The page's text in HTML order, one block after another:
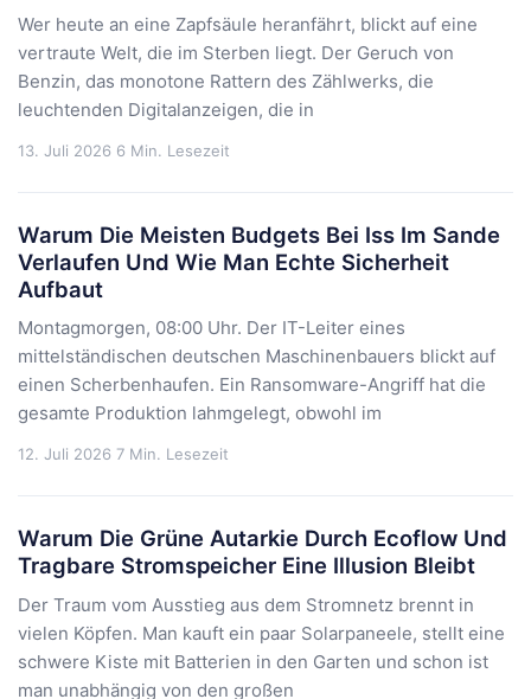
Wer heute an eine Zapfsäule heranfährt, blickt auf eine
vertraute Welt, die im Sterben liegt. Der Geruch von
Benzin, das monotone Rattern des Zählwerks, die
leuchtenden Digitalanzeigen, die in
13. Juli 2026 6 Min. Lesezeit
Warum Die Meisten Budgets Bei Iss Im Sande
Verlaufen Und Wie Man Echte Sicherheit
Aufbaut
Montagmorgen, 08:00 Uhr. Der IT-Leiter eines
mittelständischen deutschen Maschinenbauers blickt auf
einen Scherbenhaufen. Ein Ransomware-Angriff hat die
gesamte Produktion lahmgelegt, obwohl im
12. Juli 2026 7 Min. Lesezeit
Warum Die Grüne Autarkie Durch Ecoflow Und
Tragbare Stromspeicher Eine Illusion Bleibt
Der Traum vom Ausstieg aus dem Stromnetz brennt in
vielen Köpfen. Man kauft ein paar Solarpaneele, stellt eine
schwere Kiste mit Batterien in den Garten und schon ist
man unabhängig von den großen